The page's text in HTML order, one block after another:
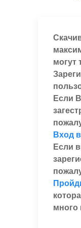
могут
Если
Вход
Если
много